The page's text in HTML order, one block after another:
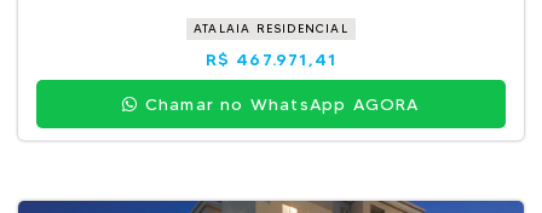
ATALAIA RESIDENCIAL
R$ 467.971,41
Chamar no WhatsApp AGORA